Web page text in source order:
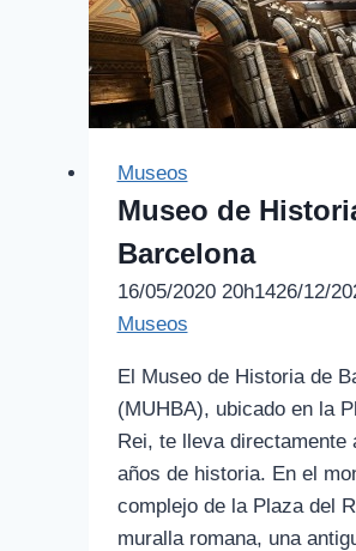
Museos
Museo de
Barcelona
16/05/2020 20h1426/12/
Museos
El Museo de Historia de
(MUHBA), ubicado en la
Rei, te lleva directamente
años de historia. En el
complejo de la Plaza del
muralla romana, una